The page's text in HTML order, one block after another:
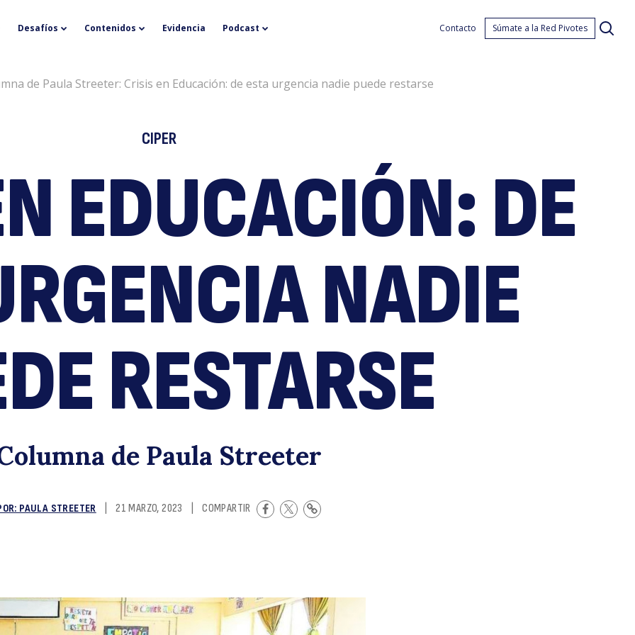
Ciper:
de
Desafíos Contenidos Evidencia Podcast Contacto Súmate a la Red Pivotes
de Paula Streeter: Crisis en Educación: de esta urgencia nadie puede restarse
CIPER
EDUCACIÓN: DE
NADIE
RESTARSE
de Paula Streeter
PAULA STREETER 21 MARZO, 2023 COMPARTIR